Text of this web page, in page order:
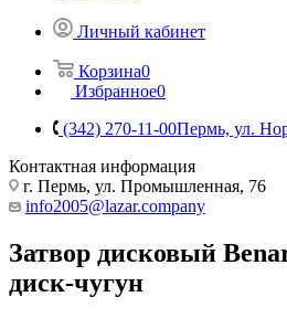
Личный кабинет
Корзина0
Избранное0
(342) 270-11-00Пермь, ул.
Контактная информация
г. Пермь, ул. Промышленная, 76
info2005@lazar.company
Затвор дисковый
диск-чугун